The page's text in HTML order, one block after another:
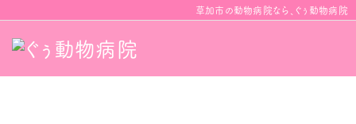
草加市の動物病院なら、ぐぅ動物病院